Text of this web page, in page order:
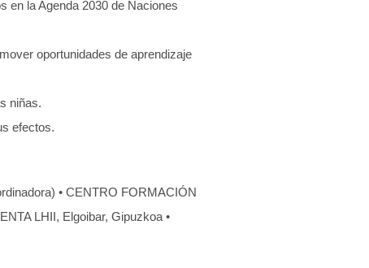
en la Agenda 2030 de Naciones
oportunidades de aprendizaje
niñas.
efectos.
• CENTRO FORMACIÓN
LHII, Elgoibar, Gipuzkoa •